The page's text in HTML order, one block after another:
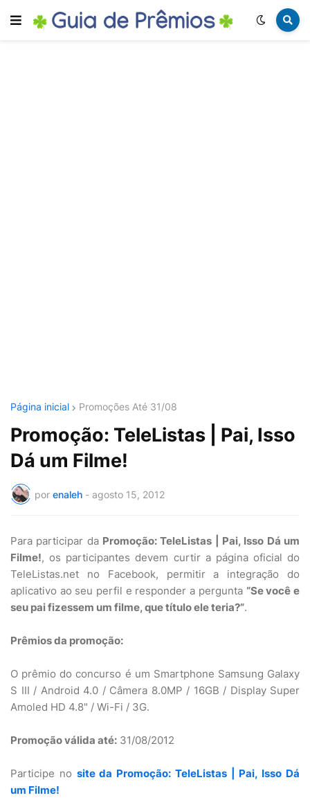
Página inicial Promoções Até 31/08
Promoção: TeleListas | Pai, Isso
Dá um Filme!
por enaleh - agosto 15, 2012
Para participar da Promoção: TeleListas | Pai, Isso Dá um
Filme!, os participantes devem curtir a página oficial do
TeleListas.net no Facebook, permitir a integração do
aplicativo ao seu perfil e responder a pergunta “Se você e
seu pai fizessem um filme, que título ele teria?”.
Prêmios da promoção:
O prêmio do concurso é um Smartphone Samsung Galaxy
S III / Android 4.0 / Câmera 8.0MP / 16GB / Display Super
Amoled HD 4.8" / Wi-Fi / 3G.
Promoção válida até: 31/08/2012
Participe no site da Promoção: TeleListas | Pai, Isso Dá
um Filme!